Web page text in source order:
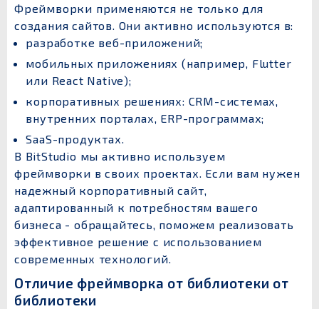
Фреймворки применяются не только для
создания сайтов. Они активно используются в:
разработке веб-приложений;
мобильных приложениях (например, Flutter
или React Native);
корпоративных решениях: CRM-системах,
внутренних порталах, ERP-программах;
SaaS-продуктах.
В BitStudio мы активно используем
фреймворки в своих проектах. Если вам нужен
надежный корпоративный сайт,
адаптированный к потребностям вашего
бизнеса - обращайтесь, поможем реализовать
эффективное решение с использованием
современных технологий.
Отличие фреймворка от библиотеки от
библиотеки